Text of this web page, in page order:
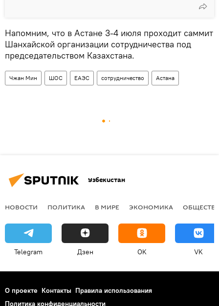
Напомним, что в Астане 3-4 июля проходит саммит
Шанхайской организации сотрудничества под
председательством Казахстана.
Чжан Мин ШОС ЕАЭС сотрудничество Астана
Узбекистан
НОВОСТИ ПОЛИТИКА В МИРЕ ЭКОНОМИКА
Telegram Дзен OK VK
О проекте Контакты Правила использования
Политика конфиденциальности